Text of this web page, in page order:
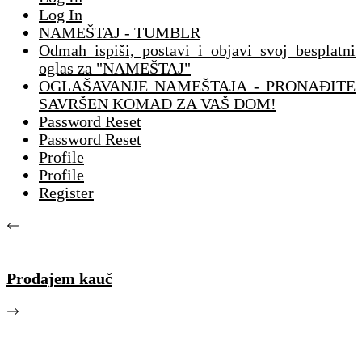
Log In
NAMEŠTAJ - TUMBLR
Odmah ispiši, postavi i objavi svoj besplatni
oglas za "NAMEŠTAJ"
OGLAŠAVANJE NAMEŠTAJA - PRONAĐITE
SAVRŠEN KOMAD ZA VAŠ DOM!
Password Reset
Password Reset
Profile
Profile
Register
Prodajem kauč